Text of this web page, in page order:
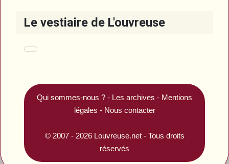
Le vestiaire de L'ouvreuse
Qui sommes-nous ? - Les archives - Mentions
légales - Nous contacter
© 2007 - 2026 Louvreuse.net- Tous droits
réservés